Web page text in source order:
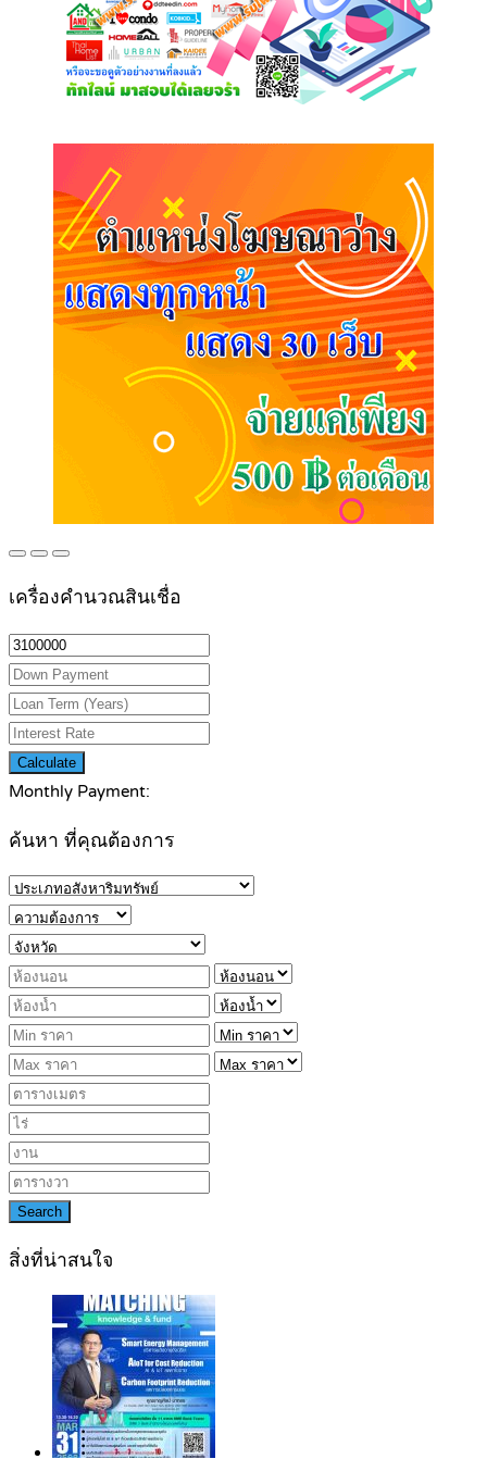
เครื่องคำนวณสินเชื่อ
Calculate
Monthly Payment:
ค้นหา ที่คุณต้องการ
Search
สิ่งที่น่าสนใจ